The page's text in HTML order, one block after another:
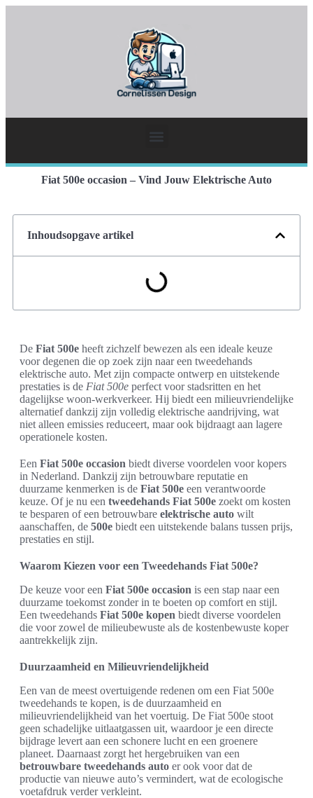
Fiat 500e occasion – Vind Jouw Elektrische Auto
Inhoudsopgave artikel
De Fiat 500e heeft zichzelf bewezen als een ideale keuze
voor degenen die op zoek zijn naar een tweedehands
elektrische auto. Met zijn compacte ontwerp en uitstekende
prestaties is de Fiat 500e perfect voor stadsritten en het
dagelijkse woon-werkverkeer. Hij biedt een milieuvriendelijke
alternatief dankzij zijn volledig elektrische aandrijving, wat
niet alleen emissies reduceert, maar ook bijdraagt aan lagere
operationele kosten.
Een Fiat 500e occasion biedt diverse voordelen voor kopers
in Nederland. Dankzij zijn betrouwbare reputatie en
duurzame kenmerken is de Fiat 500e een verantwoorde
keuze. Of je nu een tweedehands Fiat 500e zoekt om kosten
te besparen of een betrouwbare elektrische auto wilt
aanschaffen, de 500e biedt een uitstekende balans tussen prijs,
prestaties en stijl.
Waarom Kiezen voor een Tweedehands Fiat 500e?
De keuze voor een Fiat 500e occasion is een stap naar een
duurzame toekomst zonder in te boeten op comfort en stijl.
Een tweedehands Fiat 500e kopen biedt diverse voordelen
die voor zowel de milieubewuste als de kostenbewuste koper
aantrekkelijk zijn.
Duurzaamheid en Milieuvriendelijkheid
Een van de meest overtuigende redenen om een Fiat 500e
tweedehands te kopen, is de duurzaamheid en
milieuvriendelijkheid van het voertuig. De Fiat 500e stoot
geen schadelijke uitlaatgassen uit, waardoor je een directe
bijdrage levert aan een schonere lucht en een groenere
planeet. Daarnaast zorgt het hergebruiken van een
betrouwbare tweedehands auto er ook voor dat de
productie van nieuwe auto’s vermindert, wat de ecologische
voetafdruk verder verkleint.